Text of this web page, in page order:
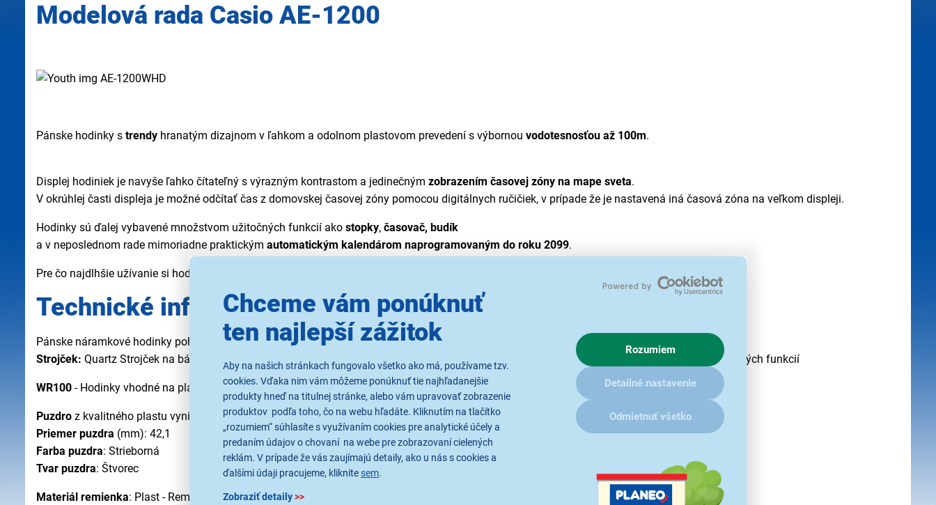
Chceme vám ponúknuť
ten najlepší zážitok
Aby na našich stránkach fungovalo všetko ako má, používame tzv.
cookies. Vďaka nim vám môžeme ponúknuť tie najhľadanejšie
produkty hneď na titulnej stránke, alebo vám upravovať zobrazenie
produktov podľa toho, čo na webu hľadáte. Kliknutím na tlačítko
„rozumiem“ súhlasíte s využívaním cookies pre analytické účely a
predaním údajov o chovaní na webe pre zobrazovaní cielených
reklám. V prípade že vás zaujímajú detaily, ako u nás s cookies a
ďalšími údaji pracujeme, kliknite sem.
Zobraziť detaily>>
Rozumiem
Detailné nastavenie
Odmietnuť všetko
Modelová rada Casio AE-1200
Pánske hodinky s trendy hranatým dizajnom v ľahkom a odolnom plastovom prevedení s výbornou vodotesnosťou až 100m.
Displej hodiniek je navyše ľahko čítateľný s výrazným kontrastom a jedinečným zobrazením časovej zóny na mape sveta.
V okrúhlej časti displeja je možné odčítať čas z domovskej časovej zóny pomocou digitálnych ručičiek, v prípade že je nastavená iná časová zóna na veľkom displeji.
Hodinky sú ďalej vybavené množstvom užitočných funkcií ako stopky, časovač, budík
a v neposlednom rade mimoriadne praktickým automatickým kalendárom naprogramovaným do roku 2099.
Pre čo najdlhšie užívanie si hodiniek ich výrobca vybavil približná životnosť batérie až 10 rokov
Technické informácie hodiniek :
Pánske náramkové hodinky poháňané vymeniteľnou batériou
Strojček: Quartz Strojček na báze kremíkových kryštálikov vyniká presnosťou, dlhou výdržou a množstvom možných použiteľných nadštandardných funkcií
WR100 - Hodinky vhodné na plávanie, šnorchlovanie
Puzdro z kvalitného plastu vyniká ľahkosťou a pružnosťou pre ochranu hodinového mechanizmu
Priemer puzdra (mm): 42,1
Farba puzdra: Strieborná
Tvar puzdra: Štvorec
Materiál remienka: Plast - Remienok z odolného a kvalitného plastu je komfortný na nosenie a vhodný aj na použitie vo vode